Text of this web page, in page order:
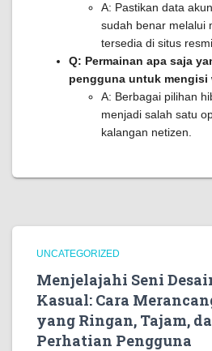
A: Pastikan data
sudah benar melalui
tersedia di situs resmi.
Q: Permainan apa saja
pengguna untuk mengisi
A: Berbagai pilihan
menjadi salah satu
kalangan netizen.
UNCATEGORIZED
Menjelajahi Seni
Kasual: Cara
yang Ringan, Tajam,
Perhatian Pengguna